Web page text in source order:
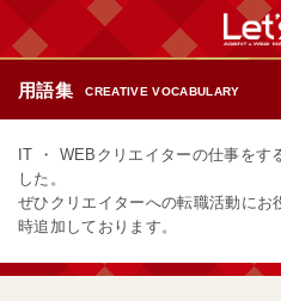
用語集 CREATIVE VOCABULARY
IT ・ WEBクリエイターの仕事をす
した。
ぜひクリエイターへの転職活動に
時追加しております。